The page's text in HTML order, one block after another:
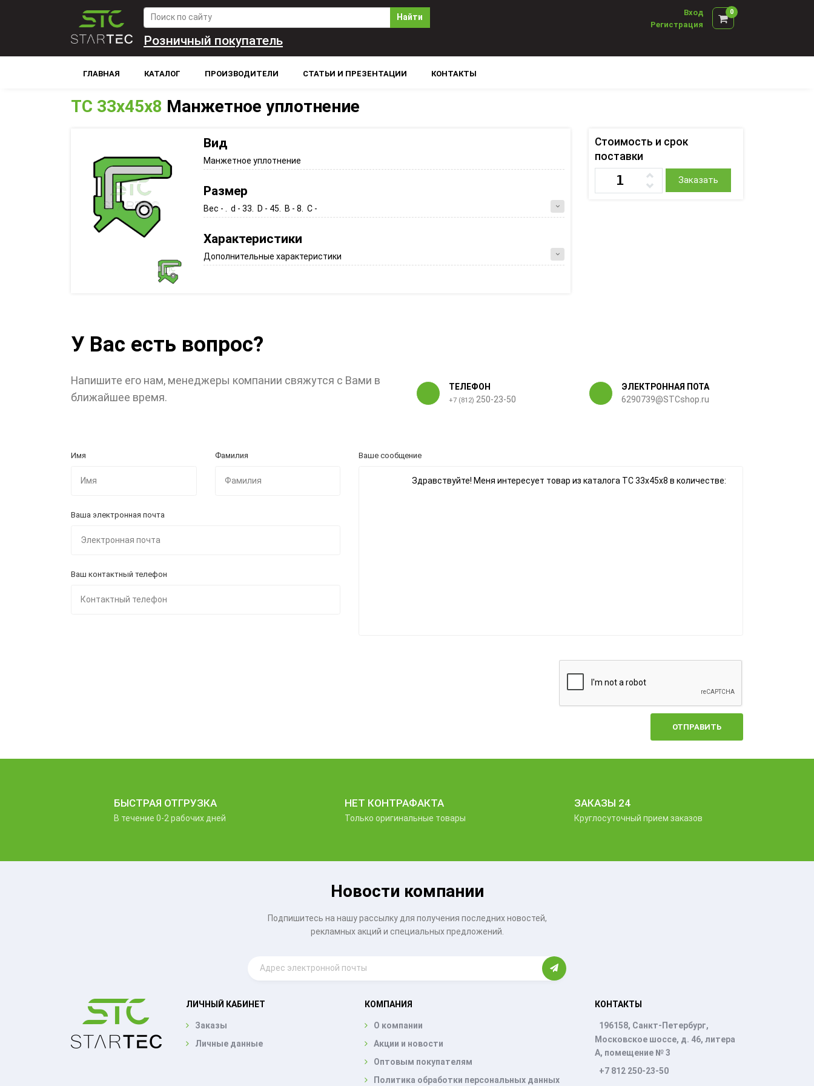
Найти
Вход
Регистрация
0
Розничный покупатель
ГЛАВНАЯ КАТАЛОГ ПРОИЗВОДИТЕЛИ СТАТЬИ И ПРЕЗЕНТАЦИИ КОНТАКТЫ
TC 33x45x8 Манжетное уплотнение
Вид
Манжетное уплотнение
Размер
Вес - . d - 33. D - 45. B - 8. C -
Характеристики
Дополнительные характеристики
Стоимость и срок
поставки
Заказать
У Вас есть вопрос?
Напишите его нам, менеджеры компании свяжутся с Вами в
ближайшее время.
ТЕЛЕФОН
+7 (812) 250-23-50
ЭЛЕКТРОННАЯ ПОТА
6290739@STCshop.ru
Имя Фамилия
Ваша электронная почта
Ваш контактный телефон
Ваше сообщение
ОТПРАВИТЬ
БЫСТРАЯ ОТГРУЗКА
В течение 0-2 рабочих дней
НЕТ КОНТРАФАКТА
Только оригинальные товары
ЗАКАЗЫ 24
Круглосуточный прием заказов
Новости компании
Подпишитесь на нашу рассылку для получения последних новостей,
рекламных акций и специальных предложений.
ЛИЧНЫЙ КАБИНЕТ
Заказы
Личные данные
КОМПАНИЯ
О компании
Акции и новости
Оптовым покупателям
Политика обработки персональных данных
КОНТАКТЫ
196158, Санкт-Петербург,
Московское шоссе, д. 46, литера
А, помещение № 3
+7 812 250-23-50